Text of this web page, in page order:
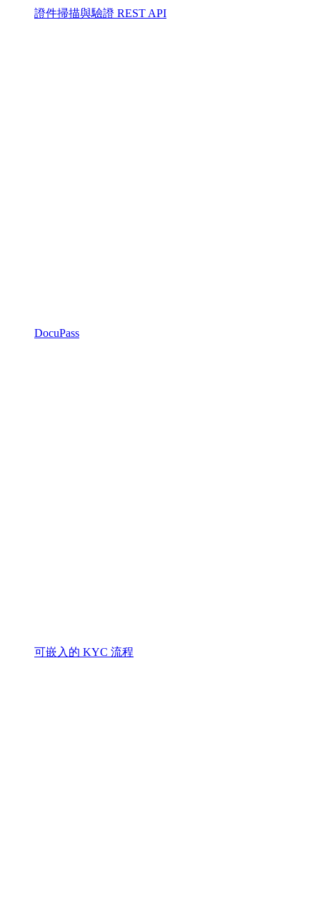
證件掃描與驗證 REST API
DocuPass
可嵌入的 KYC 流程